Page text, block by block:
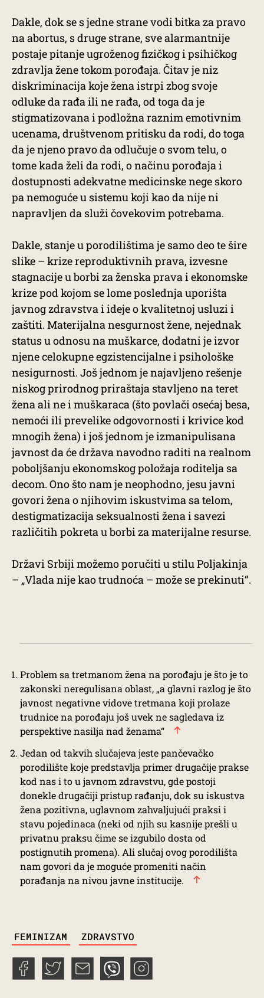
Dakle, dok se s jedne strane vodi bitka za pravo
na abortus, s druge strane, sve alarmantnije
postaje pitanje ugroženog fizičkog i psihičkog
zdravlja žene tokom porođaja. Čitav je niz
diskriminacija koje žena istrpi zbog svoje
odluke da rađa ili ne rađa, od toga da je
stigmatizovana i podložna raznim emotivnim
ucenama, društvenom pritisku da rodi, do toga
da je njeno pravo da odlučuje o svom telu, o
tome kada želi da rodi, o načinu porođaja i
dostupnosti adekvatne medicinske nege skoro
pa nemoguće u sistemu koji kao da nije ni
napravljen da služi čovekovim potrebama.
Dakle, stanje u porodilištima je samo deo te šire
slike – krize reproduktivnih prava, izvesne
stagnacije u borbi za ženska prava i ekonomske
krize pod kojom se lome poslednja uporišta
javnog zdravstva i ideje o kvalitetnoj usluzi i
zaštiti. Materijalna nesgurnost žene, nejednak
status u odnosu na muškarce, dodatni je izvor
njene celokupne egzistencijalne i psihološke
nesigurnosti. Još jednom je najavljeno rešenje
niskog prirodnog priraštaja stavljeno na teret
žena ali ne i muškaraca (što povlači osećaj besa,
nemoći ili prevelike odgovornosti i krivice kod
mnogih žena) i još jednom je izmanipulisana
javnost da će država navodno raditi na realnom
poboljšanju ekonomskog položaja roditelja sa
decom. Ono što nam je neophodno, jesu javni
govori žena o njihovim iskustvima sa telom,
destigmatizacija seksualnosti žena i savezi
različitih pokreta u borbi za materijalne resurse.
Državi Srbiji možemo poručiti u stilu Poljakinja
– „Vlada nije kao trudnoća – može se prekinuti“.
Problem sa tretmanom žena na porođaju je što je to
zakonski neregulisana oblast, „a glavni razlog je što
javnost negativne vidove tretmana koji prolaze
trudnice na porođaju još uvek ne sagledava iz
perspektive nasilja nad ženama“
Jedan od takvih slučajeva jestepančevačko
porodilištekoje predstavlja primer drugačije prakse
kod nas i to u javnom zdravstvu, gde postoji
donekle drugačiji pristup rađanju, dok su iskustva
žena pozitivna, uglavnom zahvaljujući praksi i
stavu pojedinaca (neki od njih su kasnije prešli u
privatnu praksu čime se izgubilo dosta od
postignutih promena). Ali slučaj ovog porodilišta
nam govori da je moguće promeniti način
porađanja na nivou javne institucije.
FEMINIZAM ZDRAVSTVO